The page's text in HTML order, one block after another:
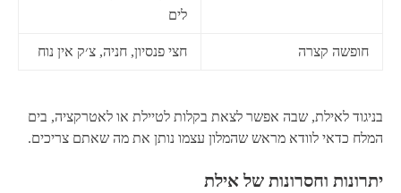
לים
חופשה קצרה חצי פנסיון, חניה, צ׳ק אין נוח
בניגוד לאילת, שבה אפשר לצאת בקלות לטיילת או לאטרקציה, בים
המלח כדאי לוודא מראש שהמלון עצמו נותן את מה שאתם צריכים.
יתרונות וחסרונות של אילת